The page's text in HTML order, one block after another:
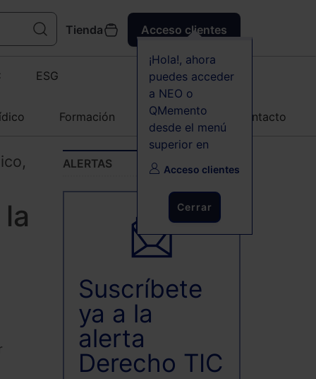
Tienda Acceso clientes
¡Hola!, ahora
puedes acceder
a NEO o
QMemento
desde el menú
superior en
Acceso clientes
Cerrar
ESG
Formación Agenda Contacto
ALERTAS
Suscríbete
ya a la
alerta
Derecho TIC